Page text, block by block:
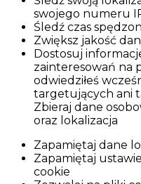
swojego numeru
Śledź czas
Zwiększ jakość
Dostosuj
zainteresowań na
odwiedziłeś
targetujących ani
Zbieraj dane
oraz lokalizacja
Zapamiętaj dane
Zapamiętaj
cookie